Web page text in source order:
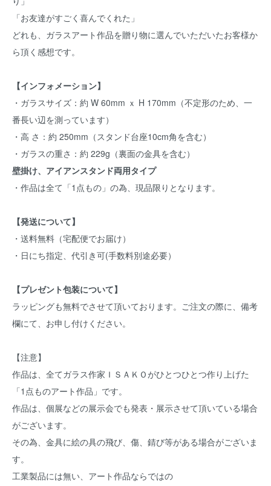
「お友達がすごく喜んでくれた」
どれも、ガラスアート作品を贈り物に選んでいただいたお客様か
ら頂く感想です。
【インフォメーション】
・ガラスサイズ：約 W 60mm ｘ H 170mm（不定形のため、一
番長い辺を測っています）
・高 さ：約 250mm（スタンド台座10cm角を含む）
・ガラスの重さ：約 229g（裏面の金具を含む）
壁掛け、アイアンスタンド両用タイプ
・作品は全て「1点もの」の為、現品限りとなります。
【発送について】
・送料無料（宅配便でお届け）
・日にち指定、代引き可(手数料別途必要）
【プレゼント包装について】
ラッピングも無料でさせて頂いております。ご注文の際に、備考
欄にて、お申し付けください。
【注意】
作品は、全てガラス作家ＩＳＡＫＯがひとつひとつ作り上げた
「1点ものアート作品」です。
作品は、個展などの展示会でも発表・展示させて頂いている場合
がございます。
その為、金具に絵の具の飛び、傷、錆び等がある場合がございま
す。
工業製品には無い、アート作品ならではの